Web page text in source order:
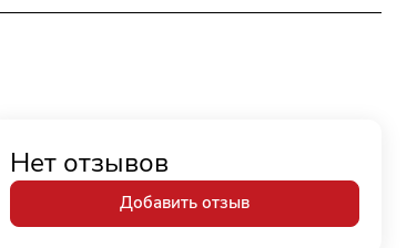
Нет отзывов
Добавить отзыв